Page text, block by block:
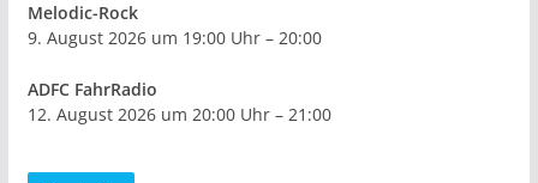
Melodic-Rock
9. August 2026 um 19:00 Uhr – 20:00
ADFC FahrRadio
12. August 2026 um 20:00 Uhr – 21:00